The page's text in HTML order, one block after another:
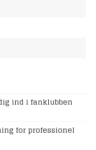
ind i fanklubben
for professionel